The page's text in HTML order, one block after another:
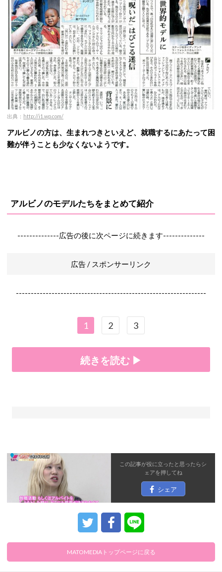
出典： http://i1.wp.com/
アルビノの方は、生まれつきといえど、就職するにあたって困
難が伴うことも少なくないようです。
アルビノのモデルたちをまとめて紹介
--------------広告の後に次ページに続きます--------------
広告 / スポンサーリンク
----------------------------------------------------------------
1 2 3
続きを読む ▶
この記事が役に立ったと思ったらシ
ェアを押してね
シェア
MATOMEDIAトップページに戻る